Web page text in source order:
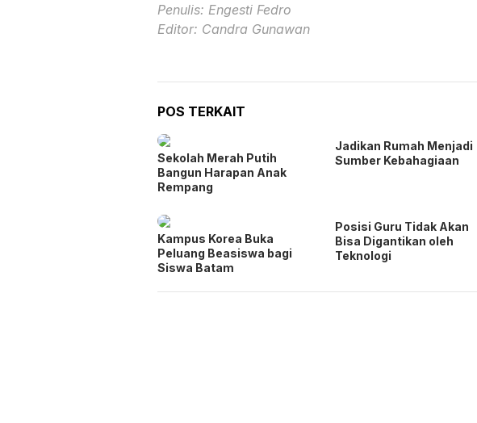
Penulis: Engesti Fedro
Editor: Candra Gunawan
POS TERKAIT
Sekolah Merah Putih
Bangun Harapan Anak
Rempang
Jadikan Rumah Menjadi
Sumber Kebahagiaan
Kampus Korea Buka
Peluang Beasiswa bagi
Siswa Batam
Posisi Guru Tidak Akan
Bisa Digantikan oleh
Teknologi